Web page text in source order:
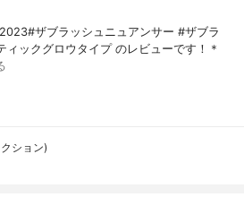
ザブラッシュニュアンサー #ザブラ
ィックグロウタイプ のレビューです！＊
ション)